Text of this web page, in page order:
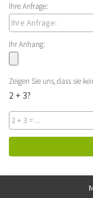
Ihre Anfrage:
Ihr Anhang:
Zeigen Sie uns, dass sie
2 + 3?